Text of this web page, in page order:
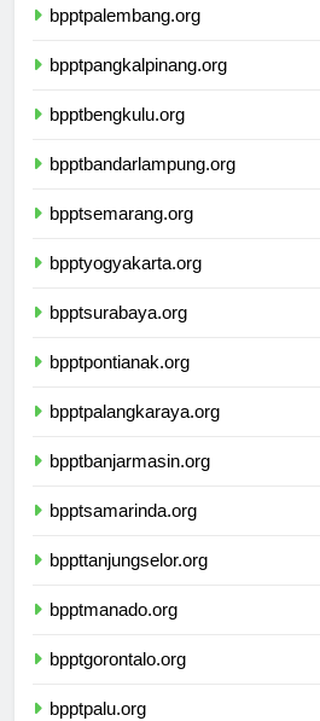
bpptpalembang.org
bpptpangkalpinang.org
bpptbengkulu.org
bpptbandarlampung.org
bpptsemarang.org
bpptyogyakarta.org
bpptsurabaya.org
bpptpontianak.org
bpptpalangkaraya.org
bpptbanjarmasin.org
bpptsamarinda.org
bppttanjungselor.org
bpptmanado.org
bpptgorontalo.org
bpptpalu.org